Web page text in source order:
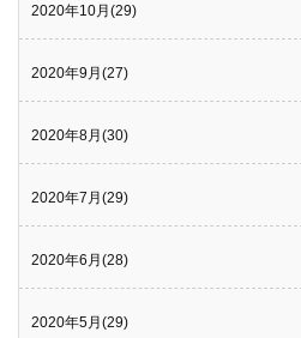
2020年10月(29)
2020年9月(27)
2020年8月(30)
2020年7月(29)
2020年6月(28)
2020年5月(29)